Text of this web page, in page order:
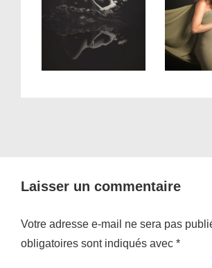
Laisser un commentaire
Votre adresse e-mail ne sera pas
obligatoires sont indiqués avec *